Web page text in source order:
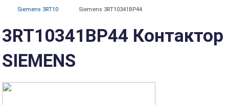
Siemens 3RT10 Siemens 3RT10341BP44
3RT10341BP44 Контактор
SIEMENS